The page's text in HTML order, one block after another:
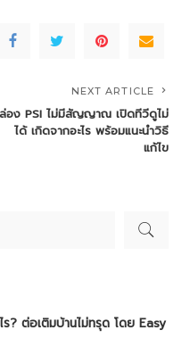
NEXT ARTICLE
อง PSI ไม่มีสัญญาณ เปิดทีวีดูไม่
ได้ เกิดจากอะไร พร้อมแนะนำวิธี
แก้ไข
? ต่อเติมบ้านไม่ทรุด โดย Easy